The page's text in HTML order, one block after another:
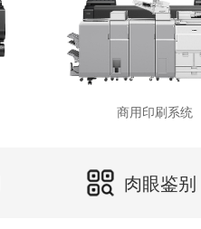
商用印刷系统
肉眼鉴别